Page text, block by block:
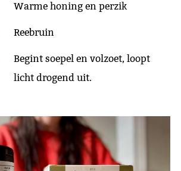
Warme honing en perzik
Reebruin
Begint soepel en volzoet, loopt
licht drogend uit.